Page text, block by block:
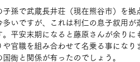
子孫で武蔵長井荘（現在熊谷市）を拠
多いですが、これは利仁の息子叙用が
。平安末期になると藤原さんが余りに
や官職を組み合わせて名乗る事になり
衙と関係が有ったのでしょう。